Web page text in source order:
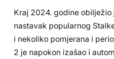
Kraj 2024. godine
nastavak popularnog
i nekoliko pomjerana i
2 je napokon izašao i